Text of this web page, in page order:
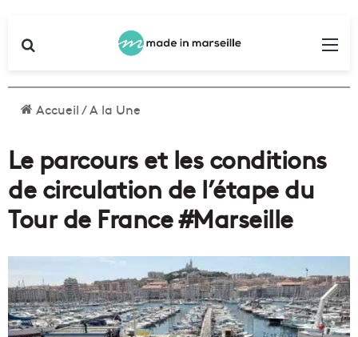
Accueil/A la Une
Le parcours et les conditions
de circulation de l’étape du
Tour de France #Marseille